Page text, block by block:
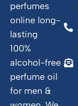
perfumes
online long-
lasting
100%
alcohol-free
perfume oil
for men &